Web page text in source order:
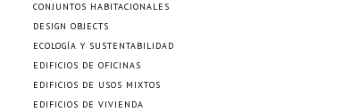
CONJUNTOS HABITACIONALES
DESIGN OBJECTS
ECOLOGÍA Y SUSTENTABILIDAD
EDIFICIOS DE OFICINAS
EDIFICIOS DE USOS MIXTOS
EDIFICIOS DE VIVIENDA